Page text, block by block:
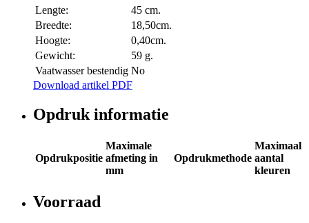
Lengte:
45 cm.
Breedte:
18,50cm.
Hoogte:
0,40cm.
Gewicht:
59 g.
Vaatwasser bestendig No
Download artikel PDF
Opdruk informatie
Opdrukpositie
Maximale
afmeting in
mm
Opdrukmethode
Maximaal
aantal
kleuren
Voorraad